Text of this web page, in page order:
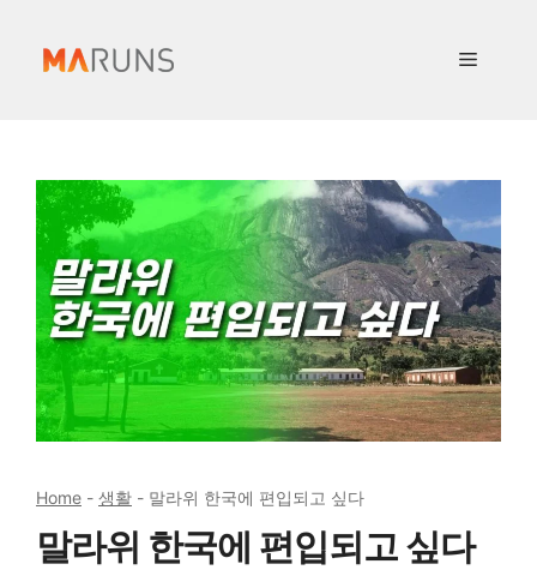
메
Home - 생활 - 말라위 한국에 편입되고 싶다
말라위 한국에 편입되고 싶다